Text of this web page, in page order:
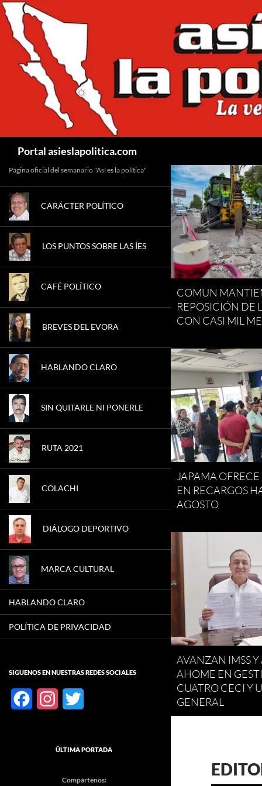
Saltar
al
contenido
Portal asieslapolitica.com
COMUN
REPOSICIÓN DE
CON CASI MIL
JAPAMA
EN RECARGOS
AGOSTO
AVANZAN IMSS
AHOME EN
CUATRO CECI Y
GENERAL
Página oficial del semanario "Así es la política"
CARÁCTER POLÍTICO
LOS PUNTOS SOBRE LAS ÍES
CAFÉ POLÍTICO
BREVES DEL EVORA
HABLANDO CLARO
SIN QUITARLE NI PONERLE
RUTA 2021
COLACHI
DIÁLOGO DEPORTIVO
MARCA CULTURAL
HABLANDO CLARO
POLÍTICA DE PRIVACIDAD
SIGUENOS EN NUESTRAS REDES SOCIALES
a
t
ÚLTIMA PORTADA
Compártenos: